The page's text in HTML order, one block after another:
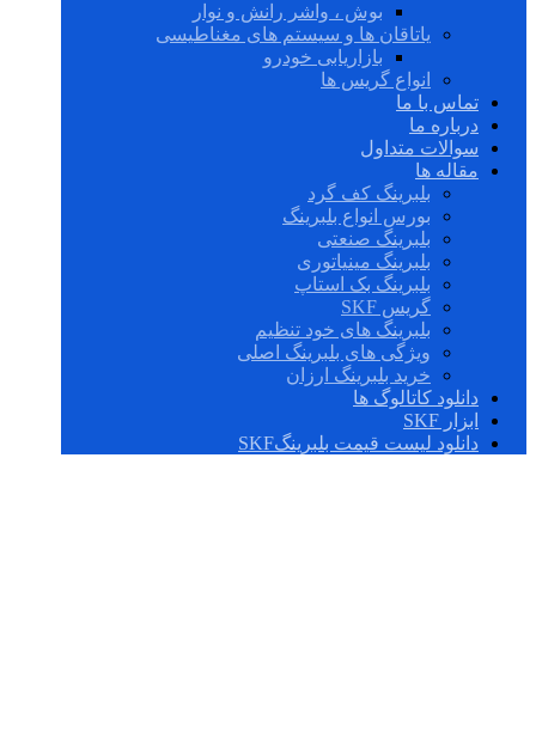
بوش ، واشر رانش و نوار
یاتاقان ها و سیستم های مغناطیسی
بازاریابی خودرو
انواع گریس ها
تماس با ما
درباره ما
سوالات متداول
مقاله ها
بلبرینگ کف گرد
بورس انواع بلبرینگ
بلبرینگ صنعتی
بلبرینگ مینیاتوری
بلبرینگ بک استاپ
گریس SKF
بلبرینگ های خود تنظیم
ویژگی های بلبرینگ اصلی
خرید بلبرینگ ارزان
دانلود کاتالوگ ها
ابزار SKF
دانلود لیست قیمت بلبرینگSKF